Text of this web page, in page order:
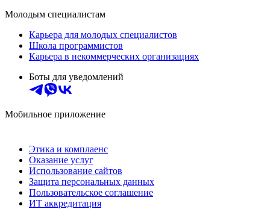
Молодым специалистам
Карьера для молодых специалистов
Школа программистов
Карьера в некоммерческих организациях
Боты для уведомлений
Мобильное приложение
Этика и комплаенс
Оказание услуг
Использование сайтов
Защита персональных данных
Пользовательское соглашение
ИТ аккредитация